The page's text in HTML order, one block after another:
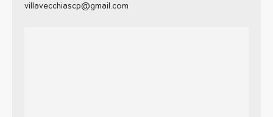
villavecchiascp@gmail.com